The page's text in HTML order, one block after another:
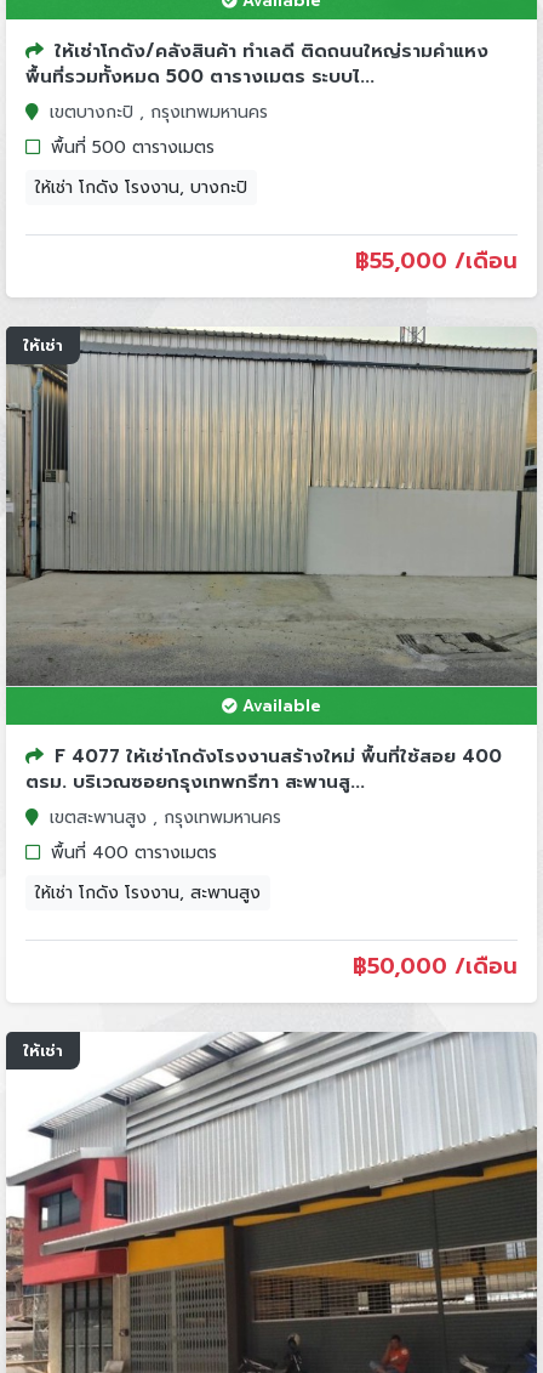
ให้เช่าโกดัง/คลังสินค้า ทำเลดี ติดถนนใหญ่รามคำแหง
พื้นที่รวมทั้งหมด 500 ตารางเมตร ระบบไ...
เขตบางกะปิ , กรุงเทพมหานคร
พื้นที่ 500 ตารางเมตร
ให้เช่า โกดัง โรงงาน, บางกะปิ
฿55,000 /เดือน
ให้เช่า
Available
F 4077 ให้เช่าโกดังโรงงานสร้างใหม่ พื้นที่ใช้สอย 400
ตรม. บริเวณซอยกรุงเทพกรีฑา สะพานสู...
เขตสะพานสูง , กรุงเทพมหานคร
พื้นที่ 400 ตารางเมตร
ให้เช่า โกดัง โรงงาน, สะพานสูง
฿50,000 /เดือน
ให้เช่า